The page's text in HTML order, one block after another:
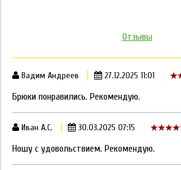
Отзывы
Вадим Андреев 27.12.2025 11:01
Брюки понравились. Рекомендую.
Иван А.С. 30.03.2025 07:15
Ношу с удовольствием. Рекомендую.